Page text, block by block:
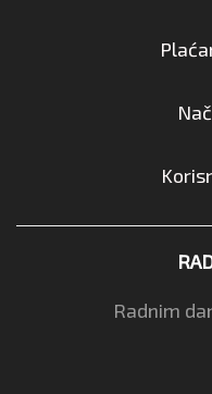
Radnim